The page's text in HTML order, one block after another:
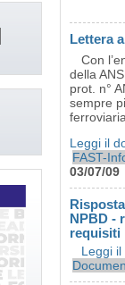
Lettera
Con
della
prot. n°
sempre
Leggi il
FAST-
03/07/09
NPBD -
requisiti
Leggi